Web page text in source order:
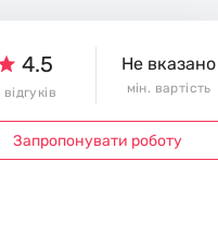
4.5
відгуків
Не вказано
мін. вартість
Запропонувати роботу